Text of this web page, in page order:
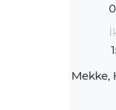
Mekke,